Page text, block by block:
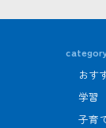
おす
学習
子育